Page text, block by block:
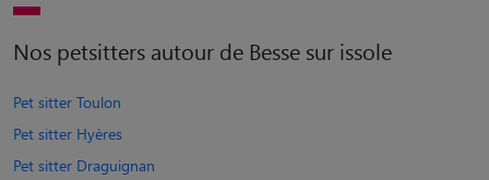
Nos petsitters autour de Besse sur issole
Pet sitter Toulon
Pet sitter Hyères
Pet sitter Draguignan